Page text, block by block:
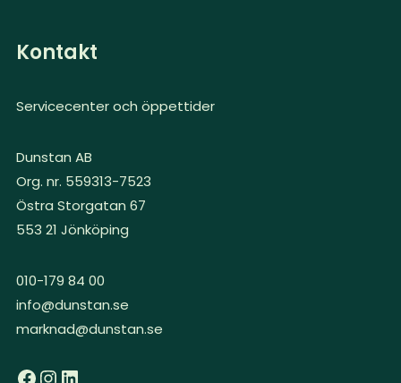
Kontakt
Servicecenter och öppettider
Dunstan AB
Org. nr. 559313-7523
Östra Storgatan 67
553 21 Jönköping
010-179 84 00
info@dunstan.se
marknad@dunstan.se
Facebook
Instagram
LinkedIn